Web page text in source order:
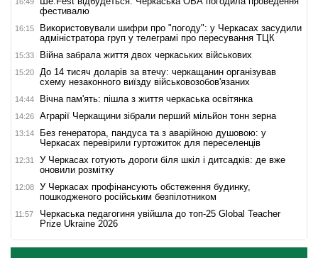
фестивалю
16:15
Використовували шифри про "погоду": у Черкасах засудили
адміністратора груп у телеграмі про пересування ТЦК
15:33 Війна забрала життя двох черкаських військових
15:20
До 14 тисяч доларів за втечу: черкащанин організував
схему незаконного виїзду військовозобов'язаних
14:44 Вічна пам'ять: пішла з життя черкаська освітянка
14:26 Аграрії Черкащини зібрали перший мільйон тонн зерна
13:14
Без генератора, пандуса та з аварійною душовою: у
Черкасах перевірили гуртожиток для переселенців
12:31
У Черкасах готують дороги біля шкіл і дитсадків: де вже
оновили розмітку
12:08
У Черкасах профінансують обстеження будинку,
пошкодженого російським безпілотником
11:57
Черкаська педагогиня увійшла до топ-25 Global Teacher
Prize Ukraine 2026